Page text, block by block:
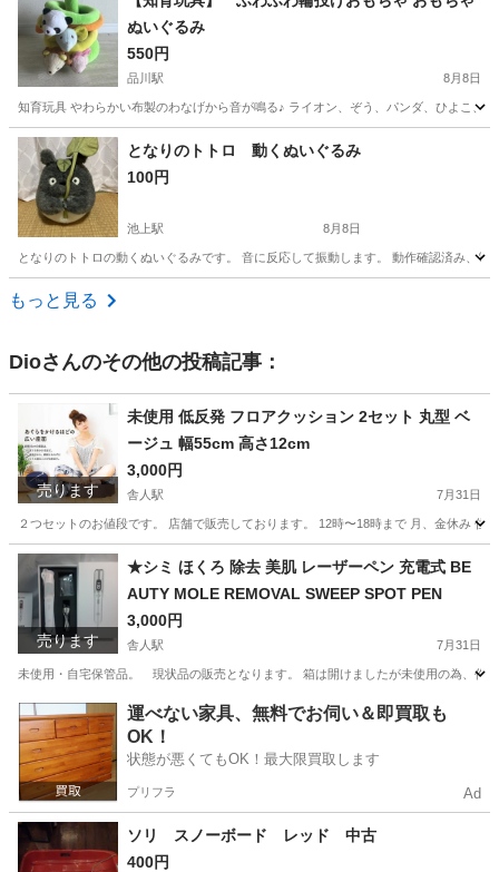
ぬいぐるみ
550円
品川駅 8月8日
知育玩具 やわらかい布製のわなげから音が鳴る♪ ライオン、ぞう、パンダ、ひよこ、
東京 港区 品川駅 おもちゃ 輪投げ
となりのトトロ 動くぬいぐるみ
100円
池上駅 8月8日
となりのトトロの動くぬいぐるみです。 音に反応して振動します。 動作確認済み、
東京 大田区
もっと見る
Dioさんのその他の投稿記事：
売ります
未使用 低反発 フロアクッション 2セット 丸型 ベ
ージュ 幅55cm 高さ12cm
3,000円
舎人駅 7月31日
２つセットのお値段です。 店舗で販売しております。 12時〜18時まで 月、金休み
東京 足立区 ソファ ベージュ
売ります
★シミ ほくろ 除去 美肌 レーザーペン 充電式 BE
AUTY MOLE REMOVAL SWEEP SPOT PEN
3,000円
舎人駅 7月31日
未使用・自宅保管品。 現状品の販売となります。 箱は開けましたが未使用の為、作
東京 足立区 舎人駅 その他 レーザー
運べない家具、無料でお伺い＆即買取も
OK！
状態が悪くてもOK！最大限買取します
プリフラ Ad
ソリ スノーボード レッド 中古
400円